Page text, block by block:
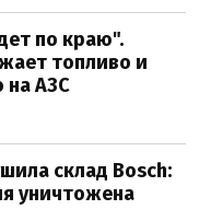
по краю".
топливо и
на АЗС
склад Bosch:
уничтожена